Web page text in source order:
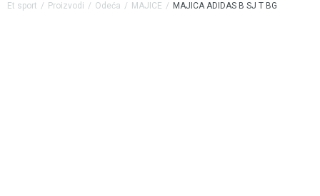
Et sport Proizvodi Odeća MAJICE MAJICA ADIDAS B SJ T BG